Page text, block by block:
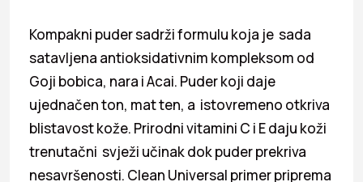
Kompakni puder sadrži formulu koja je sada
satavljena antioksidativnim kompleksom od
Goji bobica, nara i Acai. Puder koji daje
ujednačen ton, mat ten, a istovremeno otkriva
blistavost kože. Prirodni vitamini C i E daju koži
trenutačni svježi učinak dok puder prekriva
nesavršenosti. Clean Universal primer priprema